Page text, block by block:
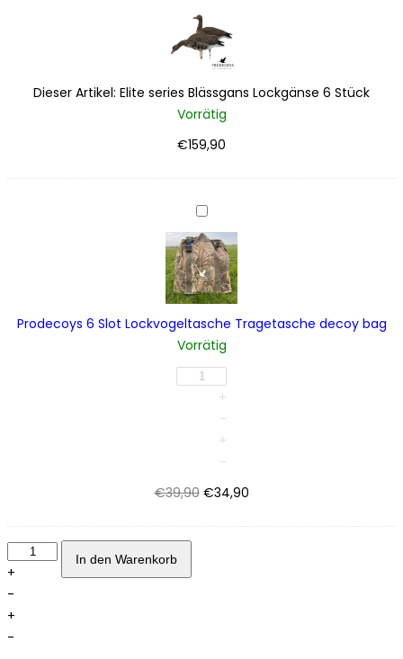
Blässgans
Lockgänse
Stück
Dieser Artikel: Elite series Blässgans Lockgänse 6 Stück
Vorrätig
€159,90
Prodecoys
6
Slot
Lockvogeltasche
Tragetasche
decoy
bag
Prodecoys 6 Slot Lockvogeltasche Tragetasche decoy bag
Vorrätig
Prodecoys
Lockvogeltasche
Tragetasche
bag
Menge
+
-
+
-
€39,90 Ursprünglicher
€34,90Aktueller
Elite
series
Blässgans
Lockgänse
6
+
-
+
-
In den Warenkorb